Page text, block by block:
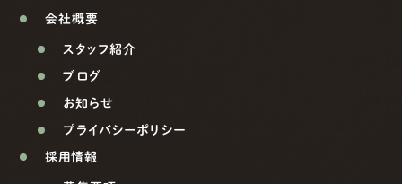
会社概要
スタッフ紹介
ブログ
お知らせ
プライバシーポリシー
採用情報